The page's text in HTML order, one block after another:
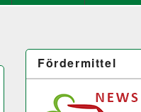
Fördermittel